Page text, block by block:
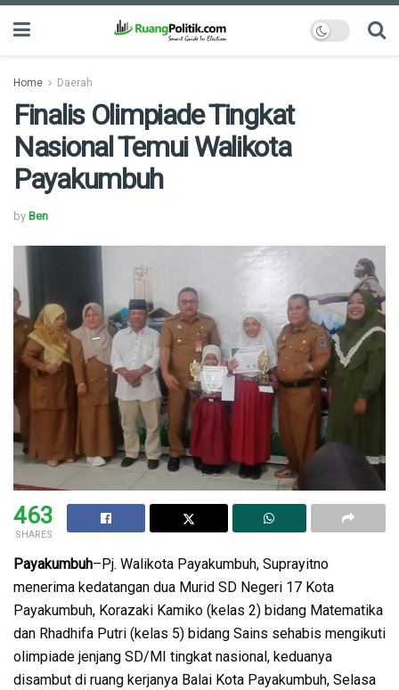
Home Daerah
Finalis Olimpiade Tingkat
Nasional Temui Walikota
Payakumbuh
by Ben
463
SHARES
Payakumbuh–Pj. Walikota Payakumbuh, Suprayitno
menerima kedatangan dua Murid SD Negeri 17 Kota
Payakumbuh, Korazaki Kamiko (kelas 2) bidang Matematika
dan Rhadhifa Putri (kelas 5) bidang Sains sehabis mengikuti
olimpiade jenjang SD/MI tingkat nasional, keduanya
disambut di ruang kerjanya Balai Kota Payakumbuh, Selasa